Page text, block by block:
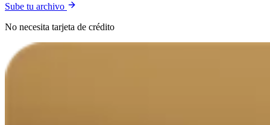
Sube tu archivo
No necesita tarjeta de crédito